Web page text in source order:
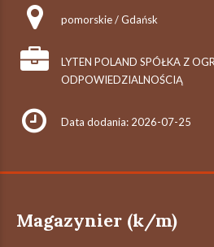
pomorskie / Gdańsk
LYTEN POLAND SPÓŁKA Z
ODPOWIEDZIALNOŚCIĄ
Data dodania: 2026-07-25
Magazynier (k/m)